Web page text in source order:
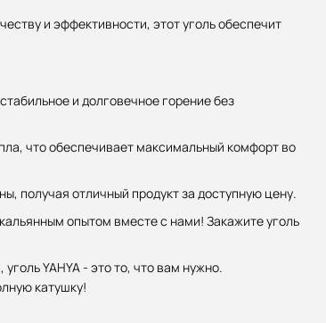
и эффективности, этот уголь обеспечит
и долговечное горение без
что обеспечивает максимальный комфорт во
получая отличный продукт за доступную цену.
опытом вместе с нами! Закажите уголь
YAHYA - это то, что вам нужно.
катушку!